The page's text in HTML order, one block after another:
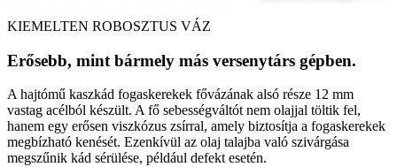
KIEMELTEN ROBOSZTUS VÁZ
Erősebb, mint bármely más versenytárs gépben.
A hajtómű kaszkád fogaskerekek fővázának alsó része 12 mm
vastag acélból készült. A fő sebességváltót nem olajjal töltik fel,
hanem egy erősen viszkózus zsírral, amely biztosítja a fogaskerekek
megbízható kenését. Ezenkívül az olaj talajba való szivárgása
megszűnik kád sérülése, például defekt esetén.